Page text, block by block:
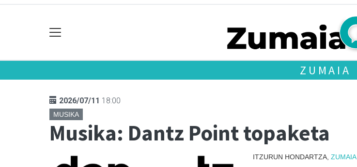
ZUMAIA
2026/07/11 18:00
MUSIKA
Musika: Dantz Point topaketa
ITZURUN HONDARTZA, ZUMAIA